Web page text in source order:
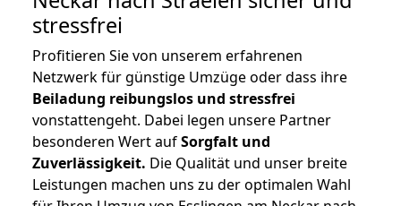
stressfrei
Profitieren Sie von unserem erfahrenen
Netzwerk für günstige Umzüge oder dass ihre
Beiladung reibungslos und stressfrei
vonstattengeht. Dabei legen unsere Partner
besonderen Wert aufSorgfalt und
Zuverlässigkeit. Die Qualität und unser breite
Leistungen machen uns zu der optimalen Wahl